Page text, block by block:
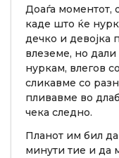
Доаѓа моментот,
каде што ќе
дечко и девојка
влеземе, но дали
нуркам, влегов
сликавме со
пливавме во
чека следно.
Планот им бил да
минути тие и да